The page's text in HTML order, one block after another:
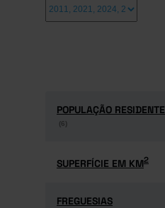
POPULAÇÃO RESIDENTE
(6)
POPULAÇÃO RESIDENTE
(6)
SUPERFÍCIE EM KM2
SUPERFÍCIE EM KM2
FREGUESIAS
FREGUESIAS